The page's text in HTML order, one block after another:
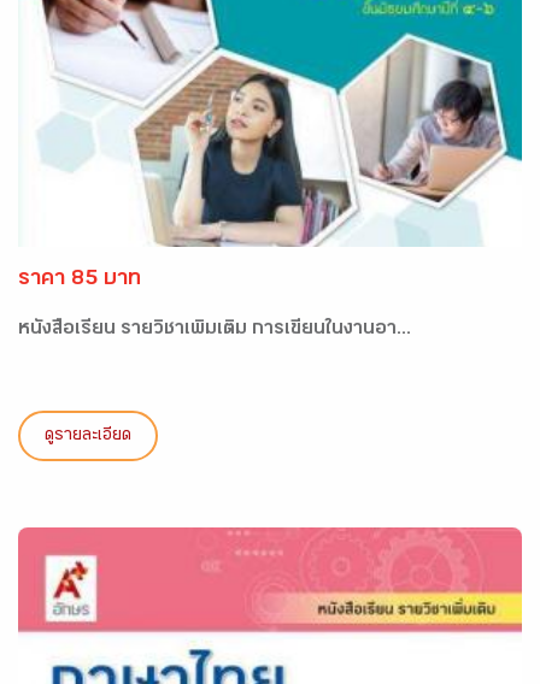
ราคา 85 บาท
หนังสือเรียน รายวิชาเพิ่มเติม การเขียนในงานอา...
ดูรายละเอียด